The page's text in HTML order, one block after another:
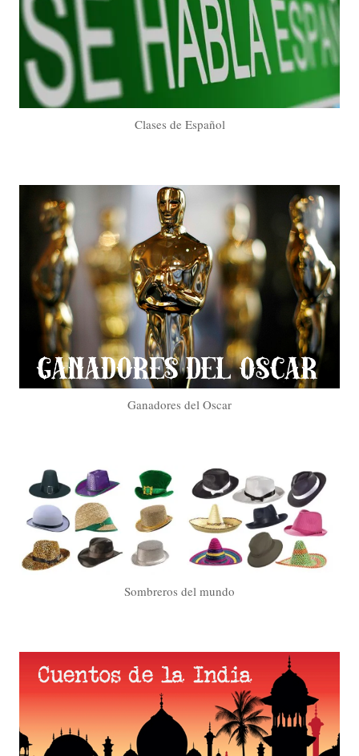
Clases de Español
Ganadores del Oscar
Sombreros del mundo